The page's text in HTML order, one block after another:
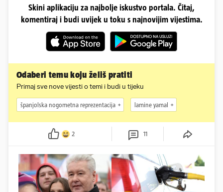
Skini aplikaciju za najbolje iskustvo portala. Čitaj,
komentiraj i budi uvijek u toku s najnovijim vijestima.
Odaberi temu koju želiš pratiti
Primaj sve nove vijesti o temi i budi u tijeku
španjolska nogometna reprezentacija lamine yamal
2 11